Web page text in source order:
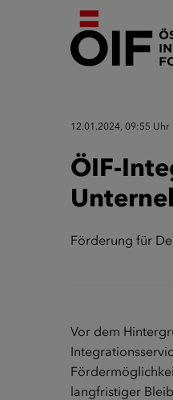
12.01.2024, 09:55 Uhr
ÖIF-
Förderung für
Vor dem
langfristiger